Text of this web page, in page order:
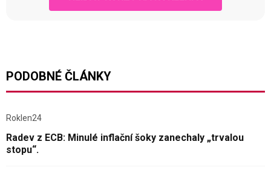
PODOBNÉ ČLÁNKY
Roklen24
Radev z ECB: Minulé inflační šoky zanechaly „trvalou
stopu“.